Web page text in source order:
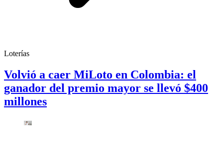
Loterías
Volvió a caer MiLoto en Colombia: el
ganador del premio mayor se llevó $400
millones